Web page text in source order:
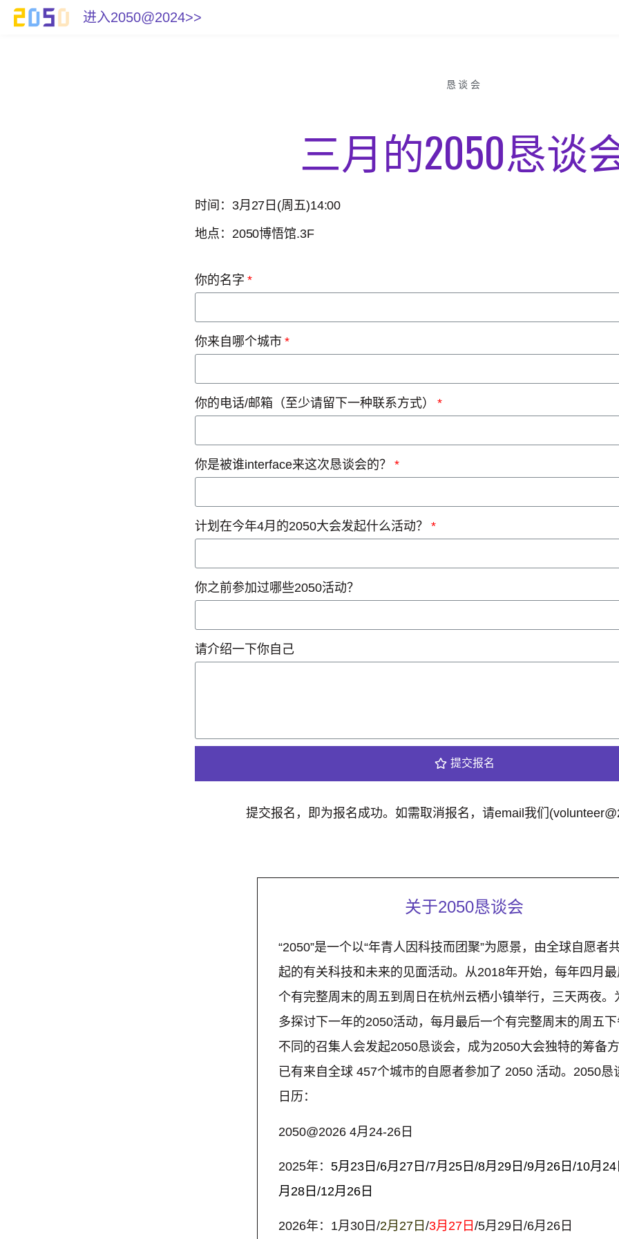
进入2050@2024>>
恳谈会
三月的2050恳谈
时间：3月27日(周五)14:00
地点：2050博悟馆.3F
你的名字
你来自哪个城市
你的电话/邮箱（至少请留下一种联系方式）
你是被谁interface来这次恳谈会的？
计划在今年4月的2050大会发起什么活动？
你之前参加过哪些2050活动？
请介绍一下你自己
提交报名
提交报名，即为报名成功。如需取消报名，请email我们
关于2050恳谈会
“2050”是一个以“年青人因科技而团聚”为愿景，由全球自愿者
起的有关科技和未来的见面活动。从2018年开始，每年四月
个有完整周末的周五到周日在杭州云栖小镇举行，三天两夜。
多探讨下一年的2050活动，每月最后一个有完整周末的周五下
不同的召集人会发起2050恳谈会，成为2050大会独特的筹备方
已有来自全球 457个城市的自愿者参加了 2050 活动。2050恳
日历：
2050@2026 4月24-26日
2025年： 5月23日/6月27日/7月25日/8月29日/9月26日/10月24
月28日/12月26日
2026年：1月30日/2月27日 /3月27日 /5月29日/6月26日